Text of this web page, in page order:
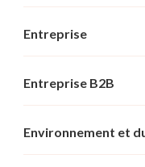
Entreprise
Entreprise B2B
Environnement et